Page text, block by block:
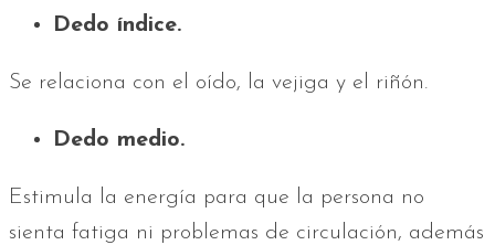
Dedo índice.
Se relaciona con el oído, la vejiga y el riñón.
Dedo medio.
Estimula la energía para que la persona no
sienta fatiga ni problemas de circulación, además